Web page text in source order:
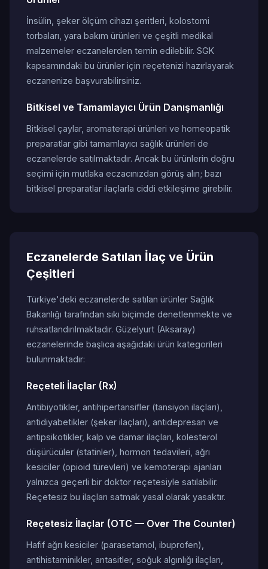
İnsülin, şeker ölçüm cihazı şeritleri, kolostomi
torbaları, yara bakım ürünleri ve çeşitli medikal
malzemeler eczanelerden temin edilebilir. SGK
kapsamındaki bu ürünler için reçetenizi hazırlayarak
eczanenize başvurabilirsiniz.
Bitkisel ve Tamamlayıcı Ürün Danışmanlığı
Bitkisel çaylar, aromaterapi ürünleri ve homeopatik
preparatlar gibi tamamlayıcı sağlık ürünleri de
eczanelerde satılmaktadır. Ancak bu ürünlerin doğru
seçimi için mutlaka eczacınızdan görüş alın; bazı
bitkisel preparatlar ilaçlarla ciddi etkileşime girebilir.
Eczanelerde Satılan İlaç ve Ürün
Çeşitleri
Türkiye'deki eczanelerde satılan ürünler Sağlık
Bakanlığı tarafından sıkı biçimde denetlenmekte ve
ruhsatlandırılmaktadır. Güzelyurt (Aksaray)
eczanelerinde başlıca aşağıdaki ürün kategorileri
bulunmaktadır:
Reçeteli İlaçlar (Rx)
Antibiyotikler, antihipertansifler (tansiyon ilaçları),
antidiyabetikler (şeker ilaçları), antidepresan ve
antipsikotikler, kalp ve damar ilaçları, kolesterol
düşürücüler (statinler), hormon tedavileri, ağrı
kesiciler (opioid türevleri) ve kemoterapi ajanları
yalnızca geçerli bir doktor reçetesiyle satılabilir.
Reçetesiz bu ilaçları satmak yasal olarak yasaktır.
Reçetesiz İlaçlar (OTC — Over The Counter)
Hafif ağrı kesiciler (parasetamol, ibuprofen),
antihistaminikler, antasitler, soğuk algınlığı ilaçları,